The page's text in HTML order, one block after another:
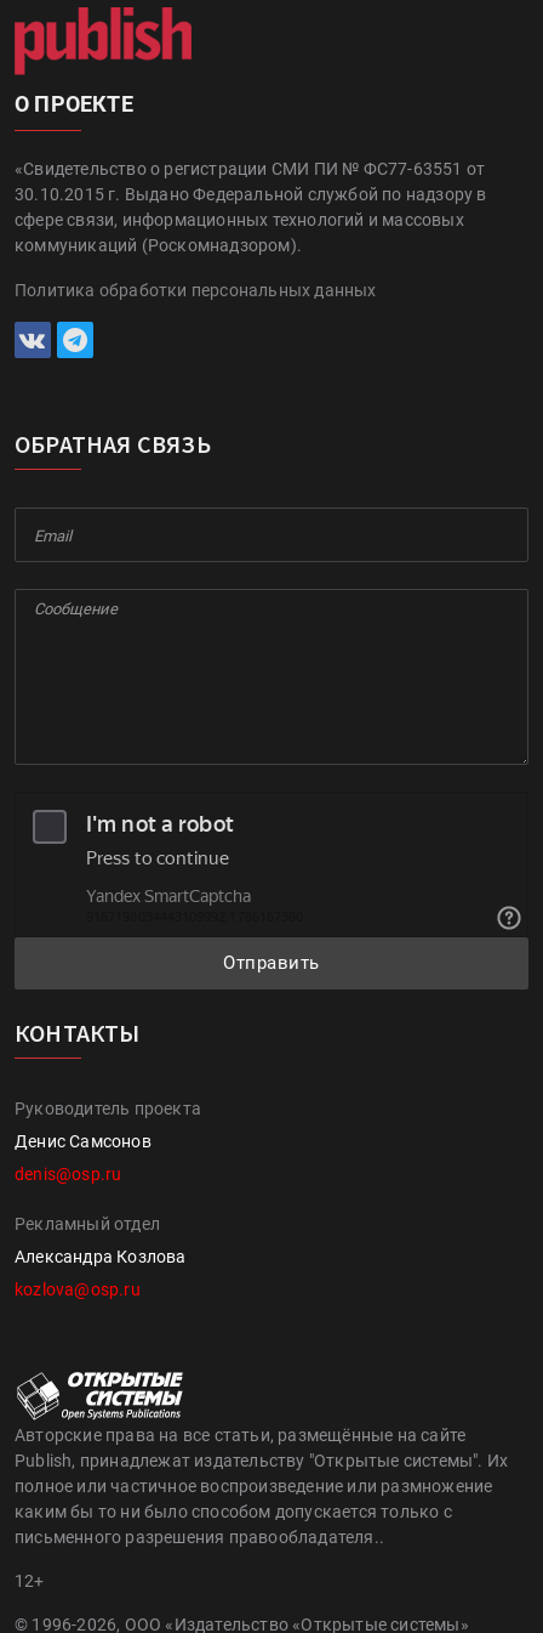
О ПРОЕКТЕ
«Свидетельство о регистрации СМИ ПИ № ФС77-63551 от
30.10.2015 г. Выдано Федеральной службой по надзору в
сфере связи, информационных технологий и массовых
коммуникаций (Роскомнадзором).
Политика обработки персональных данных
ОБРАТНАЯ СВЯЗЬ
Отправить
КОНТАКТЫ
Руководитель проекта
Денис Самсонов
denis@osp.ru
Рекламный отдел
Александра Козлова
kozlova@osp.ru
Авторские права на все статьи, размещённые на сайте
Publish, принадлежат издательству "Открытые системы". Их
полное или частичное воспроизведение или размножение
каким бы то ни было способом допускается только с
письменного разрешения правообладателя..
12+
© 1996-2026, ООО «Издательство «Открытые системы»